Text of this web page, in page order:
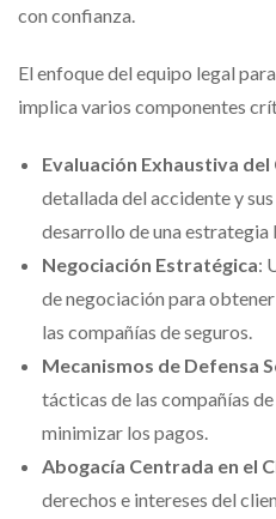
con confianza.
El enfoque del equipo legal
implica varios componentes
Evaluación Exhaustiva del
detallada del accidente y
desarrollo de una estrategia
Negociación Estratégica:
de negociación para
las compañías de seguros.
Mecanismos de Defensa
tácticas de las compañías
minimizar los pagos.
Abogacía Centrada en el
derechos e intereses del